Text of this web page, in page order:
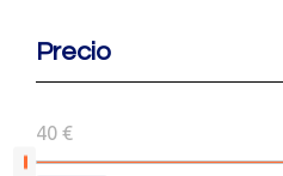
Precio
40 €